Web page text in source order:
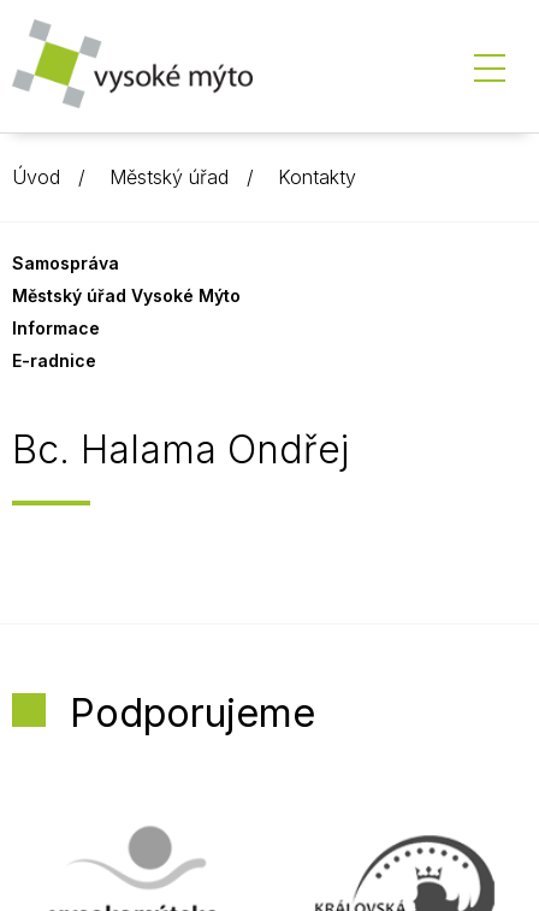
Úvod Městský úřad Kontakty
Samospráva
Městský úřad Vysoké Mýto
Informace
E-radnice
Bc. Halama Ondřej
Podporujeme